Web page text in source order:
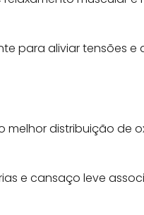
para aliviar tensões e
distribuição de
e cansaço leve